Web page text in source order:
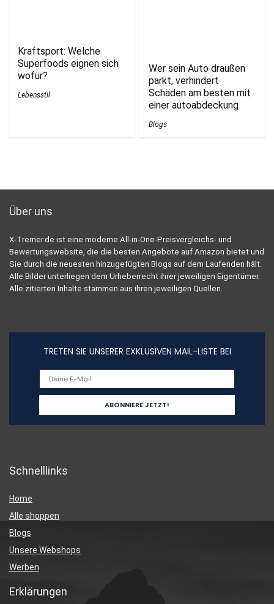
Kraftsport: Welche
Superfoods eignen sich
wofür?
Lebensstil
Wer sein Auto draußen
parkt, verhindert
Schäden am besten mit
einer autoabdeckung
Blogs
Über uns
X-Tremer.de ist eine moderne All-in-One-Preisvergleichs- und
Bewertungswebsite, die die besten Angebote auf Amazon bietet und
Sie durch die neuesten hinzugefügten Blogs auf dem Laufenden hält.
Alle Bilder unterliegen dem Urheberrecht ihrer jeweiligen Eigentümer.
Alle zitierten Inhalte stammen aus ihren jeweiligen Quellen.
TRETEN SIE UNSERER EXKLUSIVEN MAIL-LISTE BEI
Schnelllinks
Home
Alle shoppen
Blogs
Unsere Webshops
Werben
Erklärungen